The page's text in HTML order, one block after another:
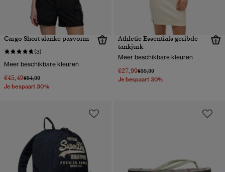
Cargo Short slanke pasvorm
(3)
Meer beschikbare kleuren
€45,49Prijs verlaagd van
€64,99naar
Je bespaart 30%
Athletic Essentials geribde
tankjurk
Meer beschikbare kleuren
€27,99Prijs verlaagd van
€39,99naar
Je bespaart 30%